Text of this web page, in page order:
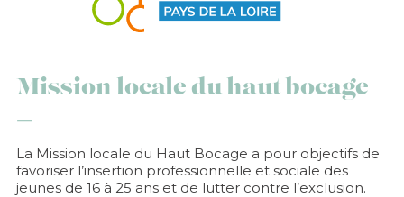
Mission locale du haut bocage
La Mission locale du Haut Bocage a pour objectifs de
favoriser l’insertion professionnelle et sociale des
jeunes de 16 à 25 ans et de lutter contre l’exclusion.